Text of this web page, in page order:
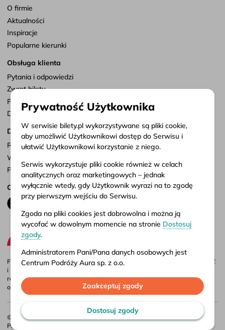
O firmie
Aktualności
Inspiracje
Popularne kierunki
Obsługa klienta
Pytania i odpowiedzi
Zwrot biletu
Punkty sprzedaży
Dostosuj zgody
Dokumenty
Regulamin serwisu
Warunki przewozu
Polityka prywatności
Obserwuj nas
Firma Aura jest administratorem portalu bilety.pl, gdzie możesz porównać
i kupić bilety autokarowe krajowe i międzynarodowe online. Bilety są
również dostępne w naszych biurach stacjonarnych – adresy i godziny
otwarcia znajdziesz w
punktach sprzedaży.
© 2026 CP Aura Sp. z o.o.
Projekt:
Prywatność Użytkownika
W serwisie bilety.pl wykorzystywane są pliki cookie,
aby umożliwić Użytkownikowi dostęp do Serwisu i
ułatwić Użytkownikowi korzystanie z niego.
Serwis wykorzystuje pliki cookie również w celach
analitycznych oraz marketingowych – jednak
wyłącznie wtedy, gdy Użytkownik wyrazi na to zgodę
przy pierwszym wejściu do Serwisu.
Zgoda na pliki cookies jest dobrowolna i można ją
wycofać w dowolnym momencie na stronie Dostosuj
zgody.
Administratorem Pani/Pana danych osobowych jest
Centrum Podróży Aura sp. z o.o.
Więcej informacji o przetwarzaniu danych osobowych
oraz korzystaniu przez Serwis z plików cookies
Zaakceptuj zgody
Dostosuj zgody